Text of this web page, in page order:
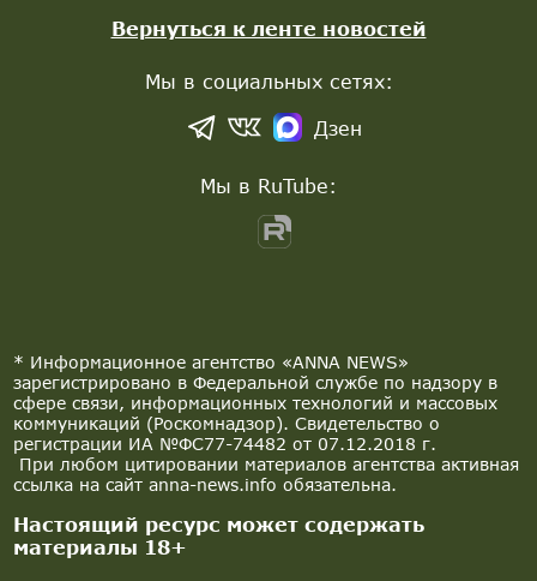
* Информационное агентство «ANNA NEWS»
зарегистрировано в Федеральной службе по надзору в
сфере связи, информационных технологий и массовых
коммуникаций (Роскомнадзор). Свидетельство о
регистрации ИА №ФС77-74482 от 07.12.2018 г.
При любом цитировании материалов агентства активная
ссылка на сайт anna-news.info обязательна.
Настоящий ресурс может содержать
материалы 18+
Вернуться к ленте новостей
Мы в социальных сетях:
Дзен
Мы в RuTube: